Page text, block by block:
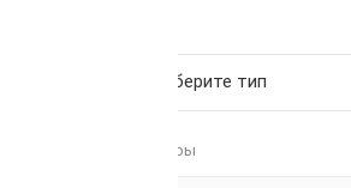
Размеры